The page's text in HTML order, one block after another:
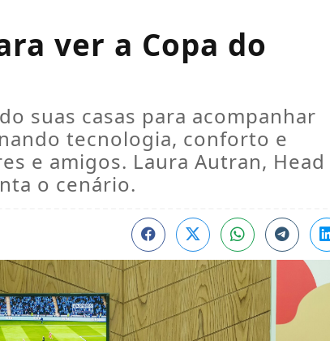
ver a Copa do
suas casas para acompanhar
tecnologia, conforto e
e amigos. Laura Autran, Head
o cenário.